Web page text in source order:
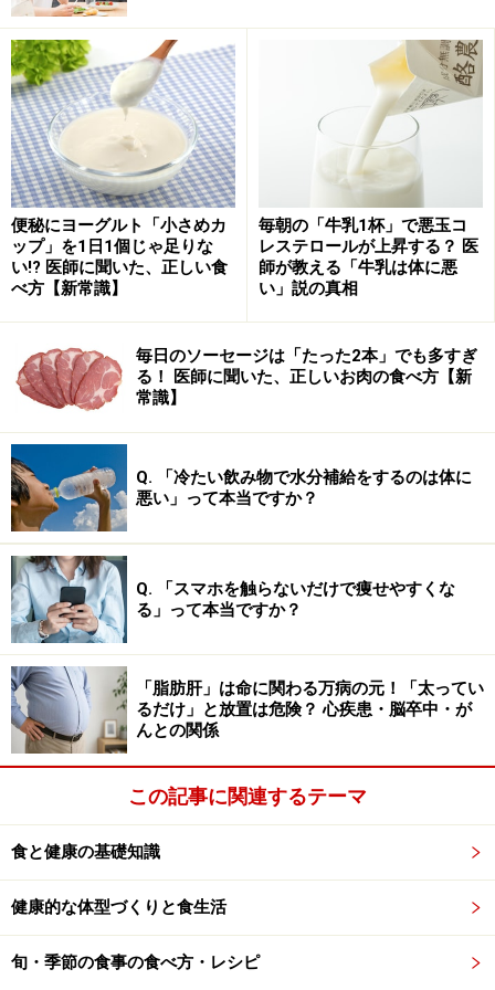
活性酸素と戦うのがスカベンジャー
スカベンジャー(Scavenger)とは、廃品回収業者の意味
で、文字どおり身体の中で生じた廃棄物でもある活性酸
素を、無害なものに変える働きをします。また、抗酸化
物質ともいわれ、体内で作られる酵素と体外から摂り入
れる物質の2種類があります。
まず体内でつくる酵素のほうですが、活性酸素と結びつ
いて害の少ない物質に変化させます。代表的なものに、
SOD（スーパーオキシドディスムターゼ）やカタラー
ゼ、グルタチオンなどがあります。スカベンジャーを体
内で作る能力は、加齢とともに徐々に低下すると考えら
れています。
この3つの抗酸化酵素は、たんぱく質やミネラル（亜
鉛、鉄、銅、セレニウム、マンガン）などを原料にして
つくられられます。この3種類の酵素がお互いが関連し
合うことで「活性酸素」と戦うことができるのです。亜
鉛や鉄となどのミネラルは不足しがちですから、食事で
はできるだけ意識してとりたいものです。
活性酸素はどんな時に過剰発生するか
活性酸素は、私たちが呼吸し、食べ、歩き、眠る。そん
な普通の生活をしていても発生します。つまり生きてい
のは次のような場合と考えられています。
激しい運動をした時
細菌やウイルスに感染した時
便秘にヨーグルト「小さめカ
ップ」を1日1個じゃ足りな
い!? 医師に聞いた、正しい食
べ方【新常識】
毎朝の「牛乳1杯」で悪玉コ
レステロールが上昇する？ 医
師が教える「牛乳は体に悪
い」説の真相
毎日のソーセージは「たった2本」でも多すぎ
る！ 医師に聞いた、正しいお肉の食べ方【新
常識】
Q. 「冷たい飲み物で水分補給をするのは体に
悪い」って本当ですか？
Q. 「スマホを触らないだけで痩せやすくな
る」って本当ですか？
「脂肪肝」は命に関わる万病の元！「太ってい
るだけ」と放置は危険？ 心疾患・脳卒中・が
んとの関係
この記事に関連するテーマ
食と健康の基礎知識
健康的な体型づくりと食生活
旬・季節の食事の食べ方・レシピ